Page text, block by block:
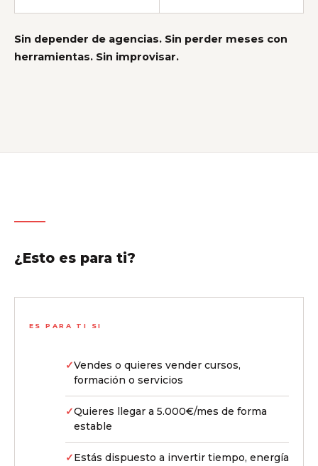
Sin depender de agencias. Sin perder meses con
herramientas. Sin improvisar.
¿Esto es para ti?
ES PARA TI SI
Vendes o quieres vender cursos,
formación o servicios
Quieres llegar a 5.000€/mes de forma
estable
Estás dispuesto a invertir tiempo, energía